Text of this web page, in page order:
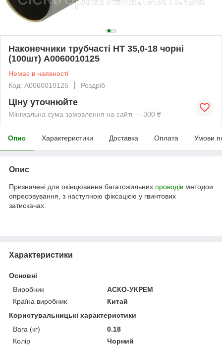
Наконечники трубчасті НТ 35,0-18 чорні
(100шт) A0060010125
Немає в наявності
Код: A0060010125
Роздріб
Ціну уточнюйте
Мінімальна сума замовлення на сайті — 300 ₴
Опис Характеристики Доставка Оплата Умови
Опис
Призначені для окінцювання багатожильних проводів методои
опресовування, з наступною фіксацією у гвинтових
затискачах.
Характеристики
Основні
Виробник
АСКО-УКРЕМ
Країна виробник
Китай
Користувальницькі характеристики
Вага (кг)
0.18
Колір
Чорний